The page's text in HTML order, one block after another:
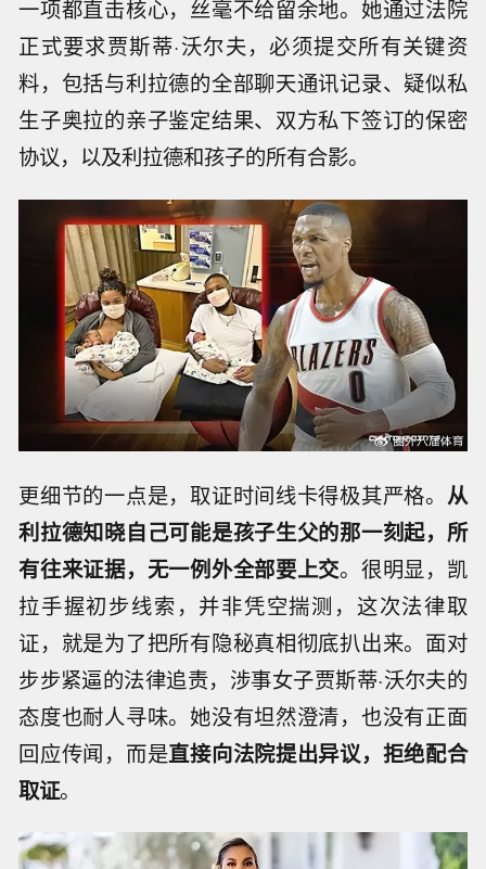
一项都直击核心，丝毫不给留余地。她通过法院
正式要求贾斯蒂·沃尔夫，必须提交所有关键资
料，包括与利拉德的全部聊天通讯记录、疑似私
生子奥拉的亲子鉴定结果、双方私下签订的保密
协议，以及利拉德和孩子的所有合影。
更细节的一点是，取证时间线卡得极其严格。 从
利拉德知晓自己可能是孩子生父的那一刻起，所
有往来证据，无一例外全部要上交。很明显，凯
拉手握初步线索，并非凭空揣测，这次法律取
证，就是为了把所有隐秘真相彻底扒出来。面对
步步紧逼的法律追责，涉事女子贾斯蒂·沃尔夫的
态度也耐人寻味。她没有坦然澄清，也没有正面
回应传闻，而是直接向法院提出异议，拒绝配合
取证。